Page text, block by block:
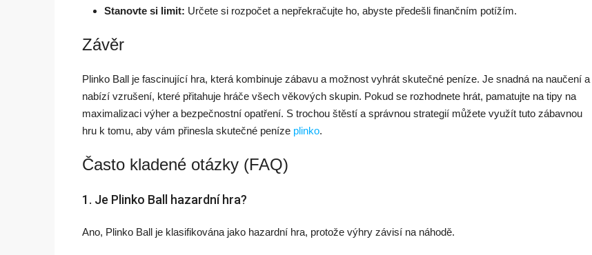
Stanovte si limit: Určete si rozpočet a nepřekračujte ho, abyste předešli finančním potížím.
Závěr
Plinko Ball je fascinující hra, která kombinuje zábavu a možnost vyhrát skutečné peníze. Je snadná na naučení a
nabízí vzrušení, které přitahuje hráče všech věkových skupin. Pokud se rozhodnete hrát, pamatujte na tipy na
maximalizaci výher a bezpečnostní opatření. S trochou štěstí a správnou strategií můžete využít tuto zábavnou
hru k tomu, aby vám přinesla skutečné peníze plinko.
Často kladené otázky (FAQ)
1. Je Plinko Ball hazardní hra?
Ano, Plinko Ball je klasifikována jako hazardní hra, protože výhry závisí na náhodě.